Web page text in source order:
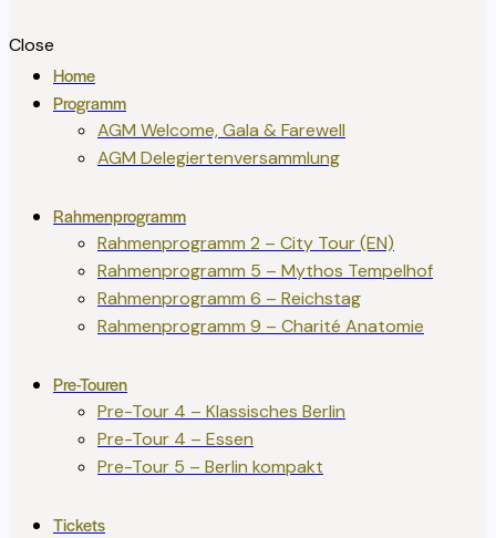
Close
Home
Programm
AGM Welcome, Gala & Farewell
AGM Delegiertenversammlung
Rahmenprogramm
Rahmenprogramm 2 – City Tour (EN)
Rahmenprogramm 5 – Mythos Tempelhof
Rahmenprogramm 6 – Reichstag
Rahmenprogramm 9 – Charité Anatomie
Pre-Touren
Pre-Tour 4 – Klassisches Berlin
Pre-Tour 4 – Essen
Pre-Tour 5 – Berlin kompakt
Tickets